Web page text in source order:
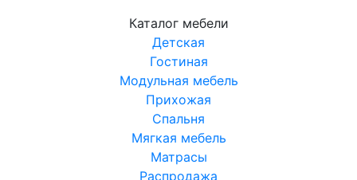
Каталог мебели
Детская
Гостиная
Модульная мебель
Прихожая
Спальня
Мягкая мебель
Матрасы
Распродажа